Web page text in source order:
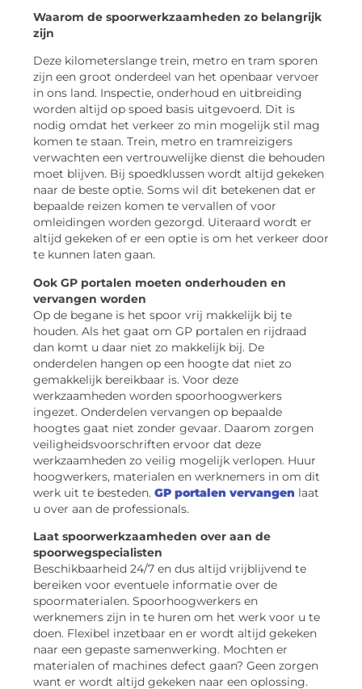
Waarom de spoorwerkzaamheden zo belangrijk
zijn
Deze kilometerslange trein, metro en tram sporen
zijn een groot onderdeel van het openbaar vervoer
in ons land. Inspectie, onderhoud en uitbreiding
worden altijd op spoed basis uitgevoerd. Dit is
nodig omdat het verkeer zo min mogelijk stil mag
komen te staan. Trein, metro en tramreizigers
verwachten een vertrouwelijke dienst die behouden
moet blijven. Bij spoedklussen wordt altijd gekeken
naar de beste optie. Soms wil dit betekenen dat er
bepaalde reizen komen te vervallen of voor
omleidingen worden gezorgd. Uiteraard wordt er
altijd gekeken of er een optie is om het verkeer door
te kunnen laten gaan.
Ook GP portalen moeten onderhouden en
vervangen worden
Op de begane is het spoor vrij makkelijk bij te
houden. Als het gaat om GP portalen en rijdraad
dan komt u daar niet zo makkelijk bij. De
onderdelen hangen op een hoogte dat niet zo
gemakkelijk bereikbaar is. Voor deze
werkzaamheden worden spoorhoogwerkers
ingezet. Onderdelen vervangen op bepaalde
hoogtes gaat niet zonder gevaar. Daarom zorgen
veiligheidsvoorschriften ervoor dat deze
werkzaamheden zo veilig mogelijk verlopen. Huur
hoogwerkers, materialen en werknemers in om dit
werk uit te besteden. GP portalen vervangen laat
u over aan de professionals.
Laat spoorwerkzaamheden over aan de
spoorwegspecialisten
Beschikbaarheid 24/7 en dus altijd vrijblijvend te
bereiken voor eventuele informatie over de
spoormaterialen. Spoorhoogwerkers en
werknemers zijn in te huren om het werk voor u te
doen. Flexibel inzetbaar en er wordt altijd gekeken
naar een gepaste samenwerking. Mochten er
materialen of machines defect gaan? Geen zorgen
want er wordt altijd gekeken naar een oplossing.